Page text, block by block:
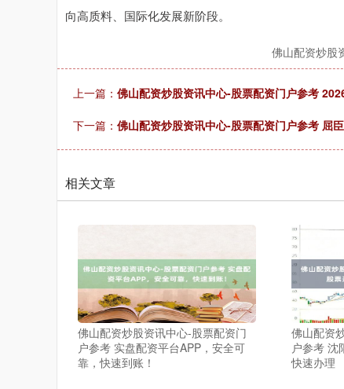
向高质料、国际化发展新阶段。
佛山配资炒股
上一篇： 佛山配资炒股资讯中心-股票配资门户参考
下一篇： 佛山配资炒股资讯中心-股票配资门户参考 屈
相关文章
佛山配资炒股资讯中心-股票配资门
户参考 实盘配资平台APP，安全可
靠，快速到账！
佛山配资
户参考 沈
快速办理